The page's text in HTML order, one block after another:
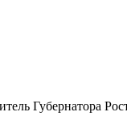
Губернатора